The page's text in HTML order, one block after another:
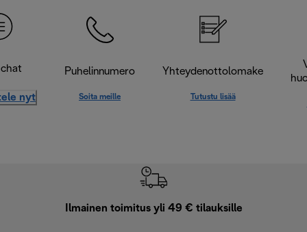
nyt
Puhelinnumero
Soita meille
Yhteydenottolomake
Tutustu lisää
Ilmainen toimitus yli 49 € tilauksille